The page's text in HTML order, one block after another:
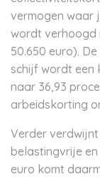
vermogen waar
wordt verhoogd
50.650 euro).
schijf wordt een
naar 36,93
arbeidskorting
Verder
belastingvrije
euro komt